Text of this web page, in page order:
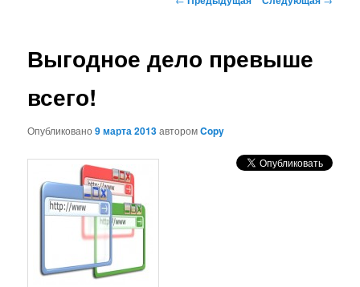
Выгодное дело превыше
всего!
Опубликовано9 марта 2013авторомCopy